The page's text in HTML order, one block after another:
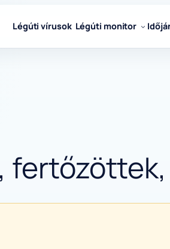
Légúti vírusok Légúti monitor